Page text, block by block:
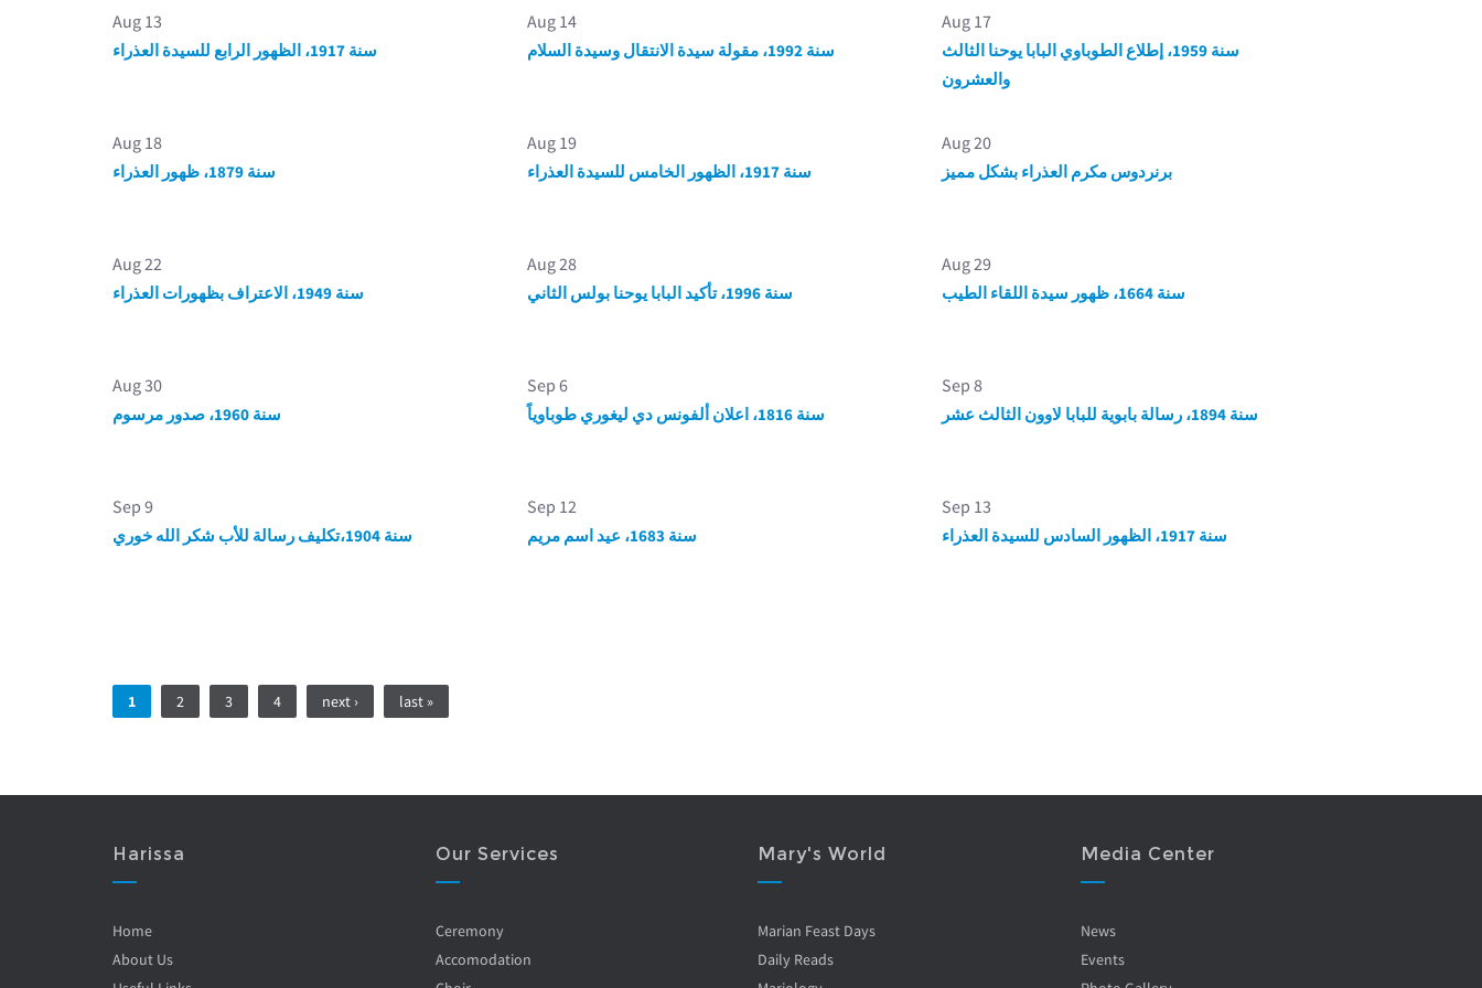
Aug 13
سنة 1917، الظهور الرابع للسيدة العذراء
Aug 14
سنة 1992، مقولة سيدة الانتقال وسيدة السلام
Aug 17
سنة 1959، إطلاع الطوباوي البابا يوحنا الثالث
والعشرون
Aug 18
سنة 1879، ظهور العذراء
Aug 19
سنة 1917، الظهور الخامس للسيدة العذراء
Aug 20
برنردوس مكرم العذراء بشكل مميز
Aug 22
سنة 1949، الاعتراف بظهورات العذراء
Aug 28
سنة 1996، تأكيد البابا يوحنا بولس الثاني
Aug 29
سنة 1664، ظهور سيدة اللقاء الطيب
Aug 30
سنة 1960، صدور مرسوم
Sep 6
سنة 1816، اعلان ألفونس دي ليغوري طوباوياً
Sep 8
سنة 1894، رسالة بابوية للبابا لاوون الثالث عشر
Sep 9
سنة 1904،تكليف رسالة للأب شكر الله خوري
Sep 12
سنة 1683، عيد اسم مريم
Sep 13
سنة 1917، الظهور السادس للسيدة العذراء
Pages
1 2 3 4 next › last »
Harissa
Home
About Us
Our Services
Ceremony
Accomodation
Mary's World
Marian Feast Days
Daily Reads
Media Center
News
Events